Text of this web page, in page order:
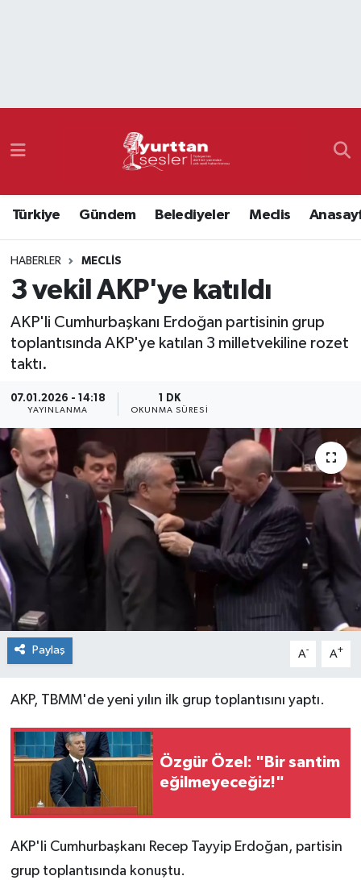
Türkiye Gündem Belediyeler Meclis
HABERLER MECLIS
3 vekil AKP'ye katıldı
AKP'li Cumhurbaşkanı Erdoğan partisinin grup
toplantısında AKP'ye katılan 3 milletvekiline rozet
taktı.
07.01.2026 - 14:18
YAYINLANMA
1 DK
OKUNMA SÜRESI
Paylaş A- A+
AKP, TBMM'de yeni yılın ilk grup toplantısını yaptı.
Özgür Özel: "Bir santim
eğilmeyeceğiz!"
AKP'li Cumhurbaşkanı Recep Tayyip Erdoğan, partisin
grup toplantısında konuştu.
Namaz Vakitleri
Süper Lig Puan Durumu ve Fikstür
Tüm Manşetler
Son Dakika Haberleri
Haber Arşivi